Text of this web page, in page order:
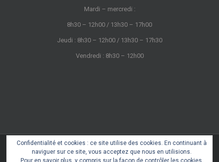
Mardi – mercredi :
8h30 – 12h00 / 13h30 – 17h00
Jeudi : 8h30 – 12h00 / 13h30 – 17h30
Vendredi : 8h30 – 12h00
Mentions légales
Confidentialité et cookies : ce site utilise des cookies. En continuant à
naviguer sur ce site, vous acceptez que nous en utilisions.
Pour en savoir plus, y compris sur la façon de contrôler les cookies,